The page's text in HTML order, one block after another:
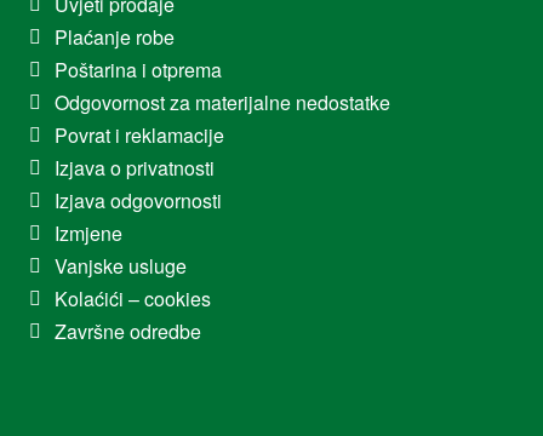
Plaćanje robe
Poštarina i otprema
Odgovornost za materijalne nedostatke
Povrat i reklamacije
Izjava o privatnosti
Izjava odgovornosti
Izmjene
Vanjske usluge
Kolaćići – cookies
Završne odredbe